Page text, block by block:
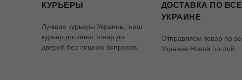
КУРЬЕРЫ
Лучшие курьеры Украины, наш
курьер доставит товар до
дверей без лишних вопросов.
ДОСТАВКА ПО
УКРАИНЕ
Отправляем товар по
Украине Новой почтой.